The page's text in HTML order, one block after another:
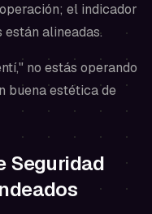
el indicador
alineadas.
no estás operando
buena estética de
Seguridad